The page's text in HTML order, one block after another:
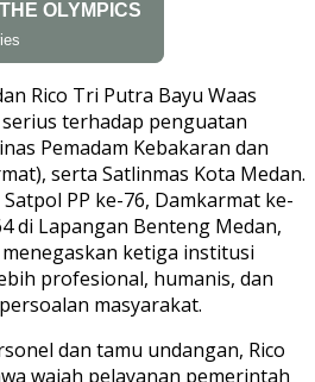
Rico Tri Putra Bayu Waas
terhadap penguatan
Pemadam Kebakaran dan
serta Satlinmas Kota Medan.
PP ke-76, Damkarmat ke-
di Lapangan Benteng Medan,
menegaskan ketiga institusi
profesional, humanis, dan
masyarakat.
dan tamu undangan, Rico
wajah pelayanan pemerintah